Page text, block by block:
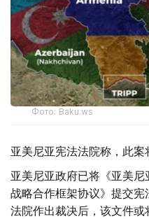
Фото: Baku.ws
亚美尼亚宪法法院称，此案
亚美尼亚政府已将《亚美
战略合作框架协议》提交
法院作出裁决后，该文件或